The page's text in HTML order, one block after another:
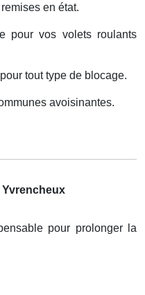
en état.
pour vos volets roulants
tout type de blocage.
avoisinantes.
pour prolonger la